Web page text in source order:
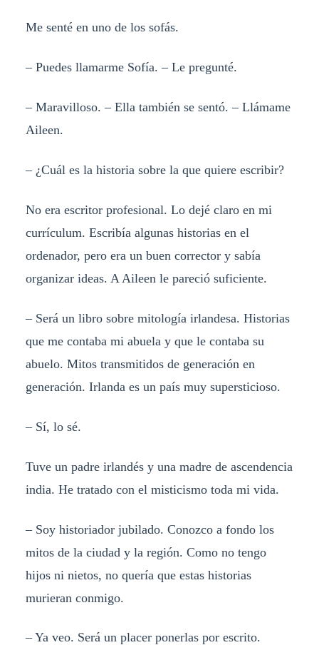
Me senté en uno de los sofás.
– Puedes llamarme Sofía. – Le pregunté.
– Maravilloso. – Ella también se sentó. – Llámame
Aileen.
– ¿Cuál es la historia sobre la que quiere escribir?
No era escritor profesional. Lo dejé claro en mi
currículum. Escribía algunas historias en el
ordenador, pero era un buen corrector y sabía
organizar ideas. A Aileen le pareció suficiente.
– Será un libro sobre mitología irlandesa. Historias
que me contaba mi abuela y que le contaba su
abuelo. Mitos transmitidos de generación en
generación. Irlanda es un país muy supersticioso.
– Sí, lo sé.
Tuve un padre irlandés y una madre de ascendencia
india. He tratado con el misticismo toda mi vida.
– Soy historiador jubilado. Conozco a fondo los
mitos de la ciudad y la región. Como no tengo
hijos ni nietos, no quería que estas historias
murieran conmigo.
– Ya veo. Será un placer ponerlas por escrito.